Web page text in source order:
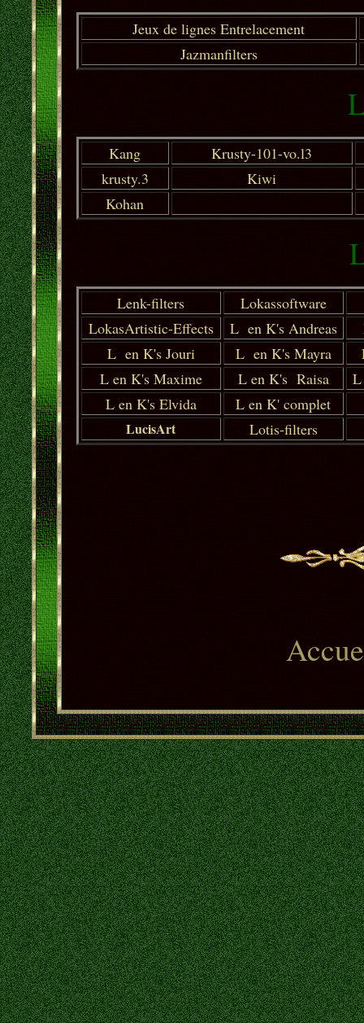
Jeux de lignes Entrelacement
Jazmanfilters
Kang
Krusty-101-vo.l3
krusty.3
Kiwi
Kohan
Lenk-filters
Lokassoftware
LokasArtistic-Effects
L en K's Andreas
L en K's Jouri
L en K's Mayra
L en K's Maxime
L en K's Raisa
L
L en K's Elvida
L en K' complet
LucisArt Lotis-filters